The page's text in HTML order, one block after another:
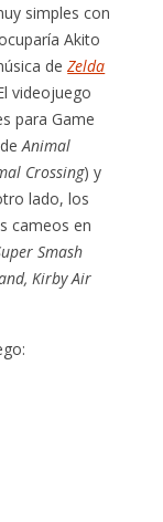
simples con
Akito
deZelda
videojuego
para Game
Animal
Crossing) y
lado, los
cameos en
Smash
Kirby Air